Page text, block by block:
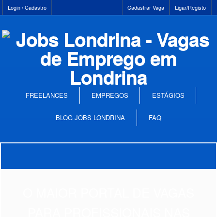
Login / Cadastro Ligar/Registo
Cadastrar Vaga
FREELANCES EMPREGOS ESTÁGIOS
BLOG JOBS LONDRINA FAQ